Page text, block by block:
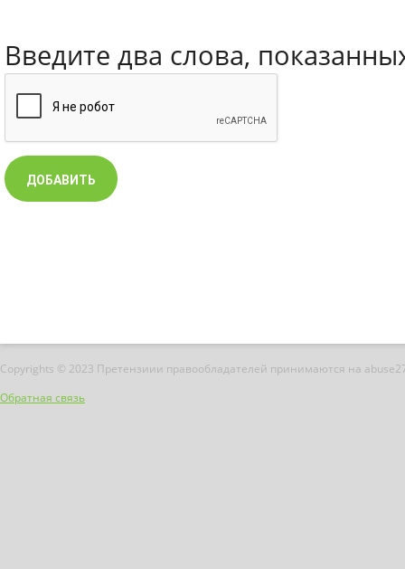
Введите два слова,
Copyrights © 2023 Претензиии правообладателей принимаются на
Обратная связь